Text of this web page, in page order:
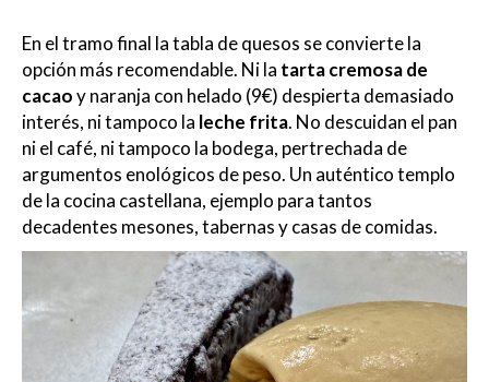
En el tramo final la tabla de quesos se convierte la
opción más recomendable. Ni la tarta cremosa de
cacaoy naranja con helado (9€) despierta demasiado
interés, ni tampoco la leche frita. No descuidan el pan
ni el café, ni tampoco la bodega, pertrechada de
argumentos enológicos de peso. Un auténtico templo
de la cocina castellana, ejemplo para tantos
decadentes mesones, tabernas y casas de comidas.